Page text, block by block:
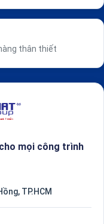
thân thiết
mọi công trình
TP.HCM